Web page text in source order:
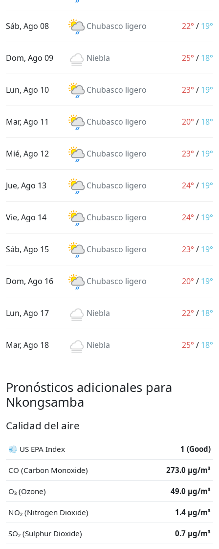
Sáb, Ago 08 Chubasco ligero 22° / 19°
Dom, Ago 09 Niebla 25° / 18°
Lun, Ago 10 Chubasco ligero 23° / 19°
Mar, Ago 11 Chubasco ligero 20° / 18°
Mié, Ago 12 Chubasco ligero 23° / 19°
Jue, Ago 13 Chubasco ligero 24° / 19°
Vie, Ago 14 Chubasco ligero 24° / 19°
Sáb, Ago 15 Chubasco ligero 23° / 19°
Dom, Ago 16 Chubasco ligero 20° / 19°
Lun, Ago 17 Niebla 22° / 18°
Mar, Ago 18 Niebla 25° / 18°
Pronósticos adicionales para
Nkongsamba
Calidad del aire
💨 US EPA Index 1 (Good)
CO (Carbon Monoxide) 273.0 μg/m³
O₃ (Ozone) 49.0 μg/m³
NO₂ (Nitrogen Dioxide) 1.4 μg/m³
SO₂ (Sulphur Dioxide) 0.7 μg/m³